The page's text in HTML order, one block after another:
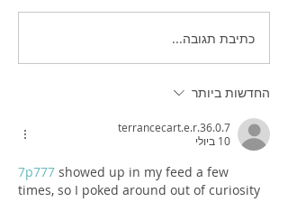
זכויות יוצרים בשיווק
הדיגיטלי - בעידן הAI
כתיבת תגובה...
החדשות ביותר
terrancecart.e.r.36.0.7
10 ביולי
7p777 showed up in my feed a few
times, so I poked around out of curiosity